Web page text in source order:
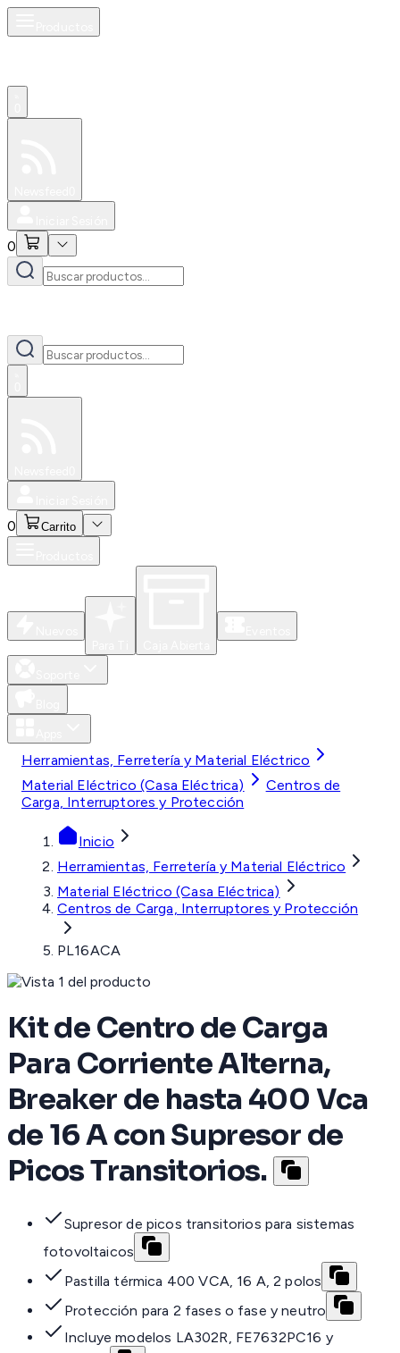
0
0 Carrito
Herramientas, Ferretería y Material Eléctrico
Material Eléctrico (Casa Eléctrica)
Centros de
Carga, Interruptores y Protección
Inicio
Herramientas, Ferretería y Material Eléctrico
Material Eléctrico (Casa Eléctrica)
Centros de Carga, Interruptores y Protección
PL16ACA
Kit de Centro de Carga
Para Corriente Alterna,
Breaker de hasta 400 Vca
de 16 A con Supresor de
Picos Transitorios.
Supresor de picos transitorios para sistemas
fotovoltaicos
Pastilla térmica 400 VCA, 16 A, 2 polos
Protección para 2 fases o fase y neutro
Incluye modelos LA302R, FE7632PC16 y